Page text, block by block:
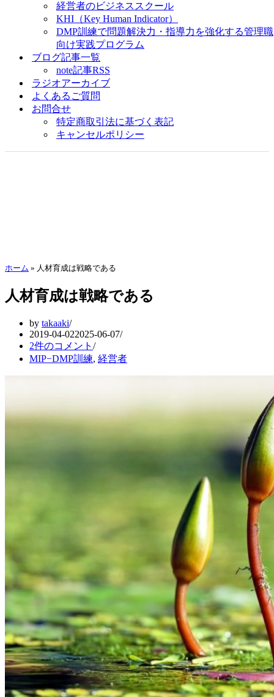
経営者のビジネススクール
KHI（Key Human Indicator）
DMP訓練で問題解決力・指導力を強化する管理職
向け実践プログラム
ブログ記事一覧
note記事RSS
ラジオアーカイブ
よくあるご質問
お問合せ
特定商取引法に基づく表記
キャンセルポリシー
ホーム » 人材育成は戦略である
人材育成は戦略である
by takaaki
2019-04-022025-06-07
2件のコメント
MIP−DMP訓練, 経営者